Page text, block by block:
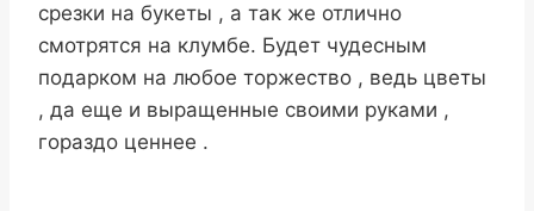
срезки на букеты , а так же отлично
смотрятся на клумбе. Будет чудесным
подарком на любое торжество , ведь цветы
, да еще и выращенные своими руками ,
гораздо ценнее .